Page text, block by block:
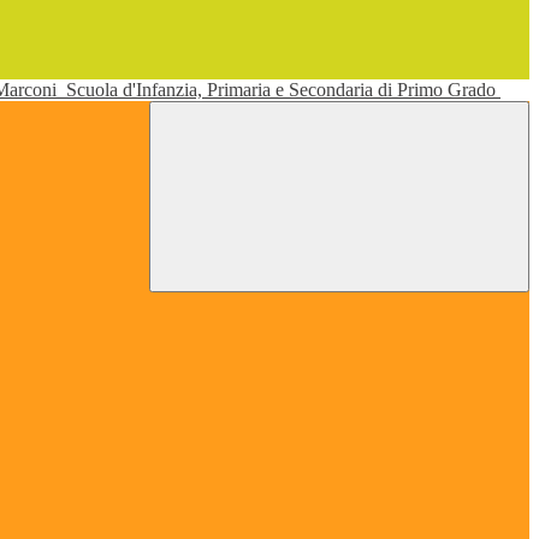
Scuola d'Infanzia, Primaria e Secondaria di Primo Grado